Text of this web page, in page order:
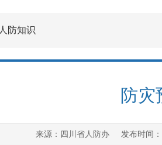
人防知识
防灾
来源： 四川省人防办发布时间：